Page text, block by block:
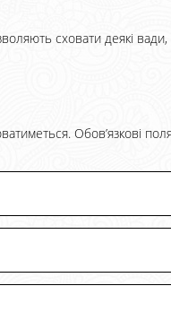
сховати деякі
Обов’язкові